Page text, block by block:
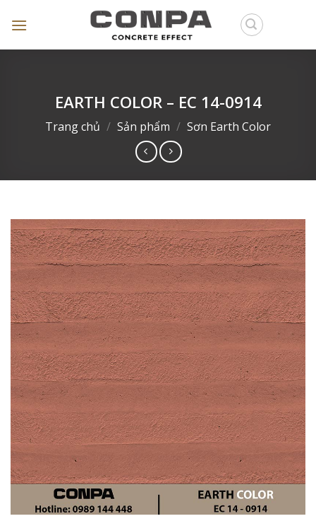
EARTH COLOR – EC 14-0914
Trang chủ / Sản phẩm / Sơn Earth Color